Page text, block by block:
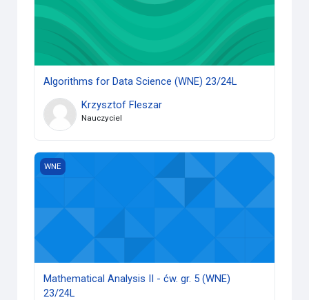
Algorithms for Data Science (WNE) 23/24L
Krzysztof Fleszar
Nauczyciel
Mathematical Analysis II - ćw. gr. 5 (WNE) 23/24L
WNE
Mathematical Analysis II - ćw. gr. 5 (WNE)
23/24L